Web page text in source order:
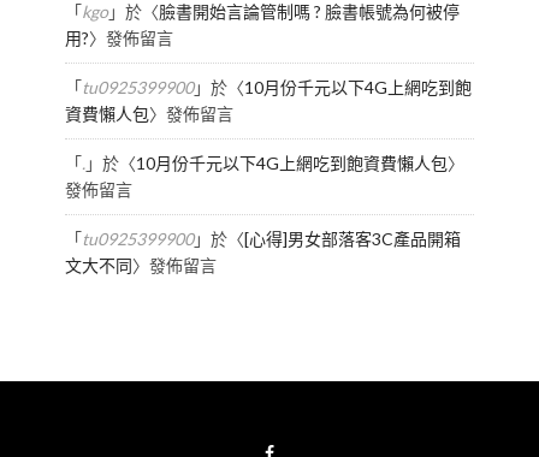
「kgo」於〈臉書開始言論管制嗎 ? 臉書帳號為何被停
用?〉發佈留言
「tu0925399900」於〈10月份千元以下4G上網吃到飽
資費懶人包〉發佈留言
「.」於〈10月份千元以下4G上網吃到飽資費懶人包〉
發佈留言
「tu0925399900」於〈[心得]男女部落客3C產品開箱
文大不同〉發佈留言